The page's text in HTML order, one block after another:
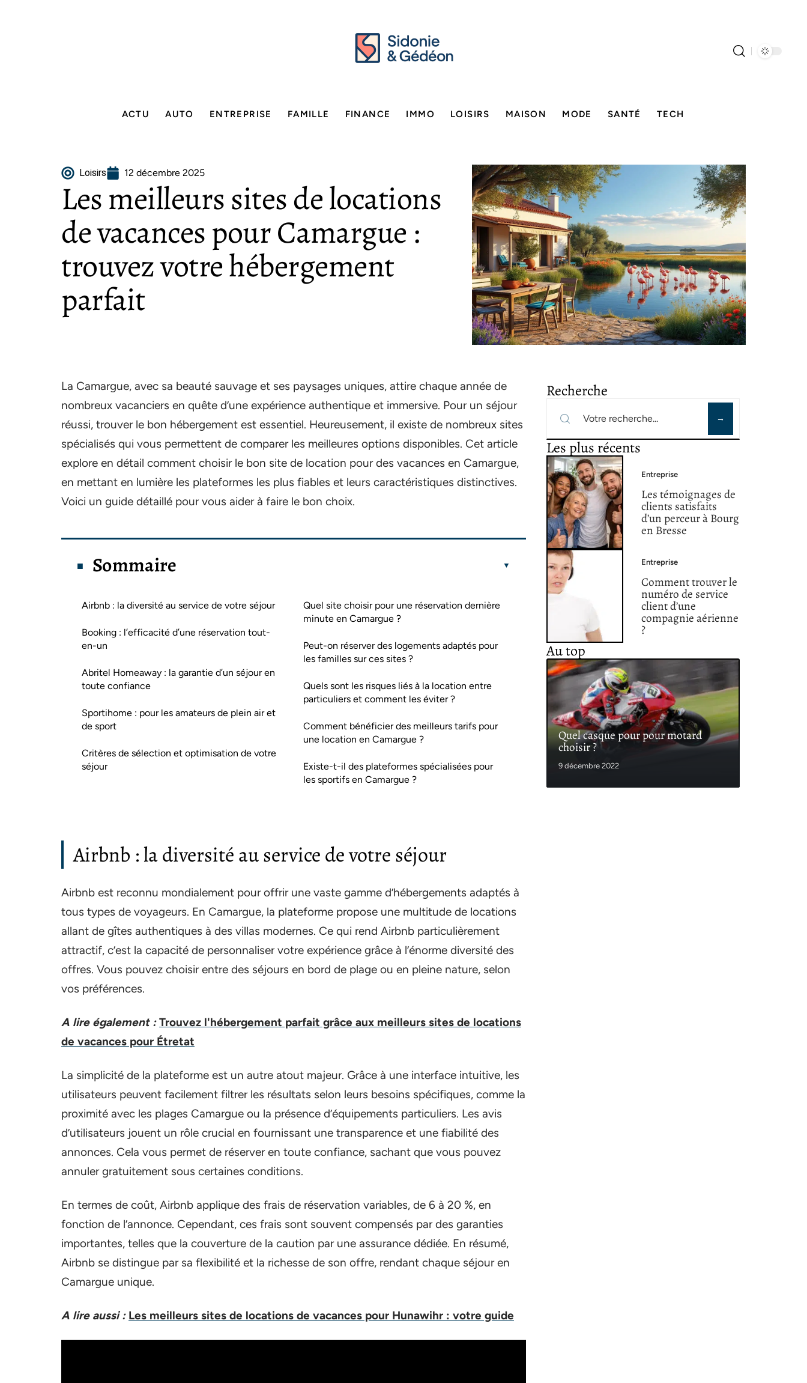
ACTU AUTO ENTREPRISE FAMILLE FINANCE IMMO LOISIRS MAISON MODE SANTÉ TECH
Loisirs 12 décembre 2025
Les meilleurs sites de locations
de vacances pour Camargue :
trouvez votre hébergement
parfait
La Camargue, avec sa beauté sauvage et ses paysages uniques, attire chaque année de
nombreux vacanciers en quête d’une expérience authentique et immersive. Pour un séjour
réussi, trouver le bon hébergement est essentiel. Heureusement, il existe de nombreux sites
spécialisés qui vous permettent de comparer les meilleures options disponibles. Cet article
explore en détail comment choisir le bon site de location pour des vacances en Camargue,
en mettant en lumière les plateformes les plus fiables et leurs caractéristiques distinctives.
Voici un guide détaillé pour vous aider à faire le bon choix.
Sommaire
Airbnb : la diversité au service de votre séjour
Booking : l’efficacité d’une réservation tout-
en-un
Abritel Homeaway : la garantie d’un séjour en
toute confiance
Sportihome : pour les amateurs de plein air et
de sport
Critères de sélection et optimisation de votre
séjour
Quel site choisir pour une réservation dernière
minute en Camargue ?
Peut-on réserver des logements adaptés pour
les familles sur ces sites ?
Quels sont les risques liés à la location entre
particuliers et comment les éviter ?
Comment bénéficier des meilleurs tarifs pour
une location en Camargue ?
Existe-t-il des plateformes spécialisées pour
les sportifs en Camargue ?
Airbnb : la diversité au service de votre séjour
Airbnb est reconnu mondialement pour offrir une vaste gamme d’hébergements adaptés à
tous types de voyageurs. En Camargue, la plateforme propose une multitude de locations
allant de gîtes authentiques à des villas modernes. Ce qui rend Airbnb particulièrement
attractif, c’est la capacité de personnaliser votre expérience grâce à l’énorme diversité des
offres. Vous pouvez choisir entre des séjours en bord de plage ou en pleine nature, selon
vos préférences.
A lire également : Trouvez l'hébergement parfait grâce aux meilleurs sites de locations
de vacances pour Étretat
La simplicité de la plateforme est un autre atout majeur. Grâce à une interface intuitive, les
utilisateurs peuvent facilement filtrer les résultats selon leurs besoins spécifiques, comme la
proximité avec les plages Camargue ou la présence d’équipements particuliers. Les avis
d’utilisateurs jouent un rôle crucial en fournissant une transparence et une fiabilité des
annonces. Cela vous permet de réserver en toute confiance, sachant que vous pouvez
annuler gratuitement sous certaines conditions.
En termes de coût, Airbnb applique des frais de réservation variables, de 6 à 20 %, en
fonction de l’annonce. Cependant, ces frais sont souvent compensés par des garanties
importantes, telles que la couverture de la caution par une assurance dédiée. En résumé,
Airbnb se distingue par sa flexibilité et la richesse de son offre, rendant chaque séjour en
Camargue unique.
A lire aussi : Les meilleurs sites de locations de vacances pour Hunawihr : votre guide
Recherche
Les plus récents
Entreprise
Les témoignages de
clients satisfaits
d’un perceur à Bourg
en Bresse
Entreprise
Comment trouver le
numéro de service
client d’une
compagnie aérienne
?
Au top
Quel casque pour pour motard
choisir ?
9 décembre 2022